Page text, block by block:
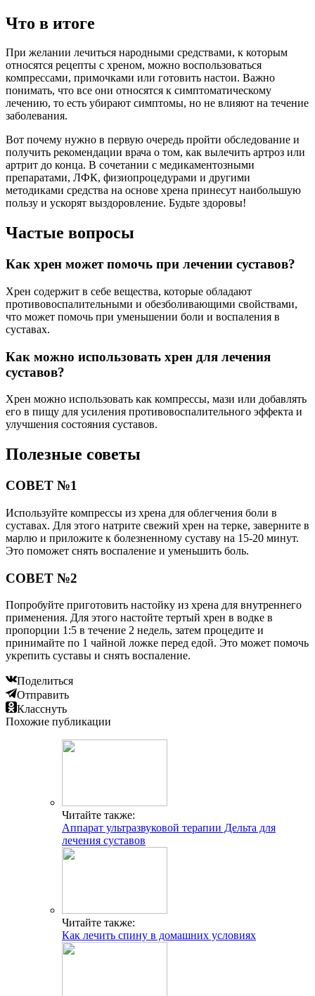
Что в итоге
При желании лечиться народными средствами, к которым
относятся рецепты с хреном, можно воспользоваться
компрессами, примочками или готовить настои. Важно
понимать, что все они относятся к симптоматическому
лечению, то есть убирают симптомы, но не влияют на течение
заболевания.
Вот почему нужно в первую очередь пройти обследование и
получить рекомендации врача о том, как вылечить артроз или
артрит до конца. В сочетании с медикаментозными
препаратами, ЛФК, физиопроцедурами и другими
методиками средства на основе хрена принесут наибольшую
пользу и ускорят выздоровление. Будьте здоровы!
Частые вопросы
Как хрен может помочь при лечении суставов?
Хрен содержит в себе вещества, которые обладают
противовоспалительными и обезболивающими свойствами,
что может помочь при уменьшении боли и воспаления в
суставах.
Как можно использовать хрен для лечения
суставов?
Хрен можно использовать как компрессы, мази или добавлять
его в пищу для усиления противовоспалительного эффекта и
улучшения состояния суставов.
Полезные советы
СОВЕТ №1
Используйте компрессы из хрена для облегчения боли в
суставах. Для этого натрите свежий хрен на терке, заверните в
марлю и приложите к болезненному суставу на 15-20 минут.
Это поможет снять воспаление и уменьшить боль.
СОВЕТ №2
Попробуйте приготовить настойку из хрена для внутреннего
применения. Для этого настойте тертый хрен в водке в
пропорции 1:5 в течение 2 недель, затем процедите и
принимайте по 1 чайной ложке перед едой. Это может помочь
укрепить суставы и снять воспаление.
Поделиться
Отправить
Класснуть
Похожие публикации
Читайте также:
Аппарат ультразвуковой терапии Дельта для
лечения суставов
Читайте также:
Как лечить спину в домашних условиях